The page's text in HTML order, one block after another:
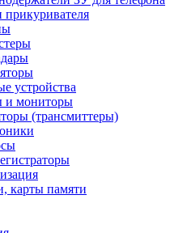
прикуривателя
устройства
и мониторы
(трансмиттеры)
карты памяти